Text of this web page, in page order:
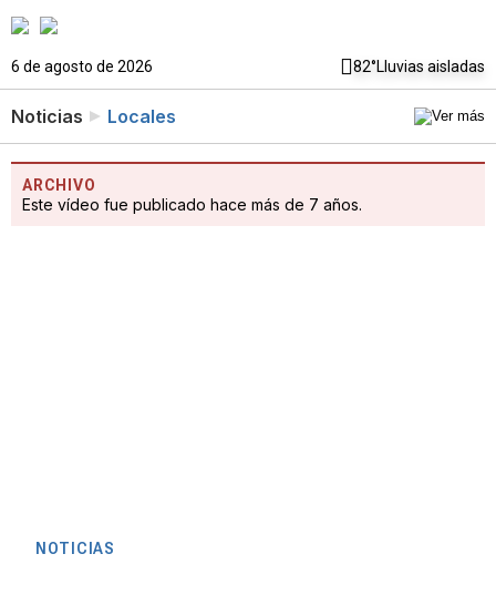
6 de agosto de 2026 82°Lluvias aisladas
Noticias Locales
ARCHIVO
Este vídeo fue publicado hace más de 7 años.
NOTICIAS